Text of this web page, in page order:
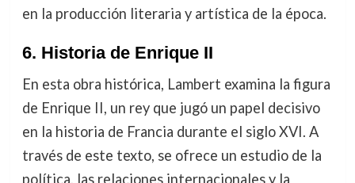
en la producción literaria y artística de la época.
6. Historia de Enrique II
En esta obra histórica, Lambert examina la figura
de Enrique II, un rey que jugó un papel decisivo
en la historia de Francia durante el siglo XVI. A
través de este texto, se ofrece un estudio de la
política, las relaciones internacionales y la